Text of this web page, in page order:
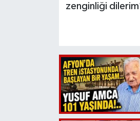
zenginliği